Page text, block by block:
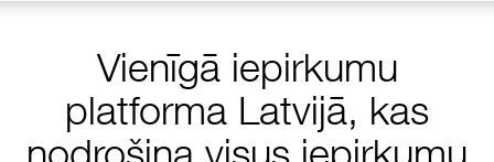
Vienīgā iepirkumu
platforma Latvijā, kas
nodrošina visus iepirkumu